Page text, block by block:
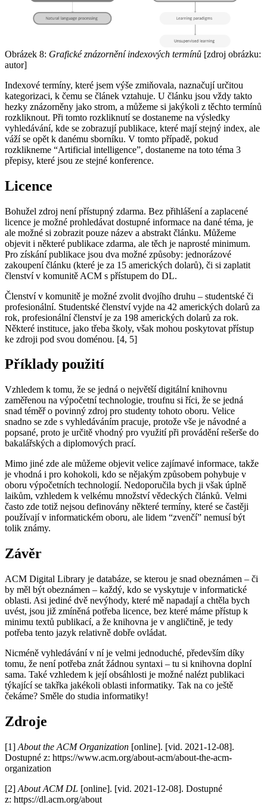
Obrázek 8: Grafické znázornění indexových termínů [zdroj obrázku:
autor]
Indexové termíny, které jsem výše zmiňovala, naznačují určitou
kategorizaci, k čemu se článek vztahuje. U článku jsou vždy takto
hezky znázorněny jako strom, a můžeme si jakýkoli z těchto termínů
rozkliknout. Při tomto rozkliknutí se dostaneme na výsledky
vyhledávání, kde se zobrazují publikace, které mají stejný index, ale
váží se opět k danému sborníku. V tomto případě, pokud
rozklikneme “Artificial intelligence”, dostaneme na toto téma 3
přepisy, které jsou ze stejné konference.
Licence
Bohužel zdroj není přístupný zdarma. Bez přihlášení a zaplacené
licence je možné prohledávat dostupné informace na dané téma, je
ale možné si zobrazit pouze název a abstrakt článku. Můžeme
objevit i některé publikace zdarma, ale těch je naprosté minimum.
Pro získání publikace jsou dva možné způsoby: jednorázové
zakoupení článku (které je za 15 amerických dolarů), či si zaplatit
členství v komunitě ACM s přístupem do DL.
Členství v komunitě je možné zvolit dvojího druhu – studentské či
profesionální. Studentské členství vyjde na 42 amerických dolarů za
rok, profesionální členství je za 198 amerických dolarů za rok.
Některé instituce, jako třeba školy, však mohou poskytovat přístup
ke zdroji pod svou doménou. [4, 5]
Příklady použití
Vzhledem k tomu, že se jedná o největší digitální knihovnu
zaměřenou na výpočetní technologie, troufnu si říci, že se jedná
snad téměř o povinný zdroj pro studenty tohoto oboru. Velice
snadno se zde s vyhledáváním pracuje, protože vše je návodné a
popsané, proto je určitě vhodný pro využití při provádění rešerše do
bakalářských a diplomových prací.
Mimo jiné zde ale můžeme objevit velice zajímavé informace, takže
je vhodná i pro kohokoli, kdo se nějakým způsobem pohybuje v
oboru výpočetních technologií. Nedoporučila bych ji však úplně
laikům, vzhledem k velkému množství vědeckých článků. Velmi
často zde totiž nejsou definovány některé termíny, které se častěji
používají v informatickém oboru, ale lidem “zvenčí” nemusí být
tolik známy.
Závěr
ACM Digital Library je databáze, se kterou je snad obeznámen – či
by měl být obeznámen – každý, kdo se vyskytuje v informatické
oblasti. Asi jediné dvě nevýhody, které mě napadají a chtěla bych
uvést, jsou již zmíněná potřeba licence, bez které máme přístup k
minimu textů publikací, a že knihovna je v angličtině, je tedy
potřeba tento jazyk relativně dobře ovládat.
Nicméně vyhledávání v ní je velmi jednoduché, především díky
tomu, že není potřeba znát žádnou syntaxi – tu si knihovna doplní
sama. Také vzhledem k její obsáhlosti je možné nalézt publikaci
týkající se takřka jakékoli oblasti informatiky. Tak na co ještě
čekáme? Směle do studia informatiky!
Zdroje
[1] About the ACM Organization [online]. [vid. 2021-12-08].
Dostupné z: https://www.acm.org/about-acm/about-the-acm-
organization
[2] About ACM DL [online]. [vid. 2021-12-08]. Dostupné
z: https://dl.acm.org/about